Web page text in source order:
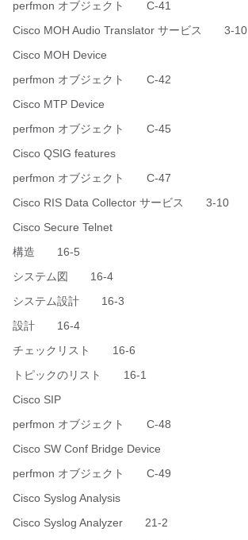
perfmon オブジェクト C-41
Cisco MOH Audio Translator サービス 3-10
Cisco MOH Device
perfmon オブジェクト C-42
Cisco MTP Device
perfmon オブジェクト C-45
Cisco QSIG features
perfmon オブジェクト C-47
Cisco RIS Data Collector サービス 3-10
Cisco Secure Telnet
構造 16-5
システム図 16-4
システム設計 16-3
設計 16-4
チェックリスト 16-6
トピックのリスト 16-1
Cisco SIP
perfmon オブジェクト C-48
Cisco SW Conf Bridge Device
perfmon オブジェクト C-49
Cisco Syslog Analysis
Cisco Syslog Analyzer 21-2